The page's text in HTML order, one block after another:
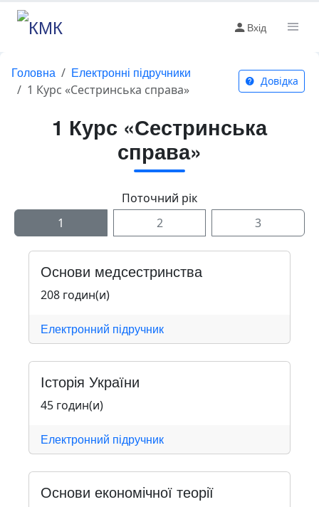
Вхід
Головна Електронні підручники
1 Курс «Сестринська справа»
Довідка
1 Курс «Сестринська
справа»
Поточний рік
1
2 3
Основи медсестринства
208 годин(и)
Електронний підручник
Історія України
45 годин(и)
Електронний підручник
Основи економічної теорії